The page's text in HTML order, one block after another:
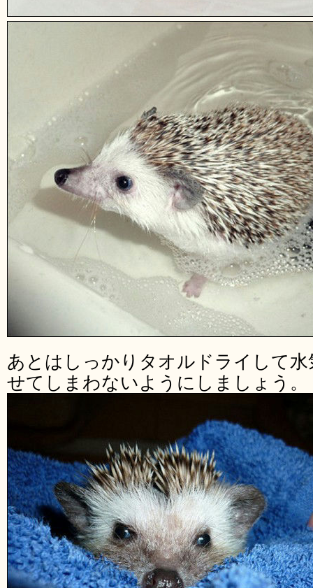
あとはしっかりタオルドライして
せてしまわないようにしましょう。